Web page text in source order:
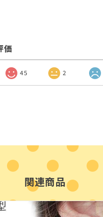
価
45 2
関連商品